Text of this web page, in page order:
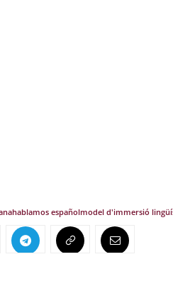
hablamos españolmodel d'immersió